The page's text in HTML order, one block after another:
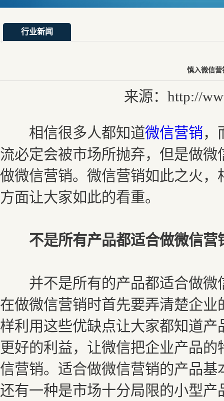
行业新闻
慎入微信营
来源：http://
相信很多人都知道微信营销 ，
流必定会被市场所抛弃，但是做
做微信营销。微信营销如此之火
方面让大家如此的看重。
不是所有产品都适合做微信营
并不是所有的产品都适合做微
在做微信营销时首先要弄清楚企
样利用这些优缺点让大家都知道
更好的利益，让微信把企业产品
信营销。适合做微信营销的产品
还有一种是市场十分局限的小型产